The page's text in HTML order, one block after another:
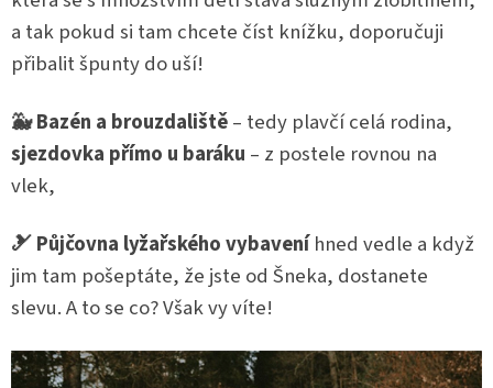
a tak pokud si tam chcete číst knížku, doporučuji
přibalit špunty do uší!
🐳 Bazén a brouzdaliště– tedy plavčí celá rodina,
sjezdovka přímo u baráku – z postele rovnou na
vlek,
🎿 Půjčovna lyžařského vybaveníhned vedle a když
jim tam pošeptáte, že jste od Šneka, dostanete
slevu. A to se co? Však vy víte!